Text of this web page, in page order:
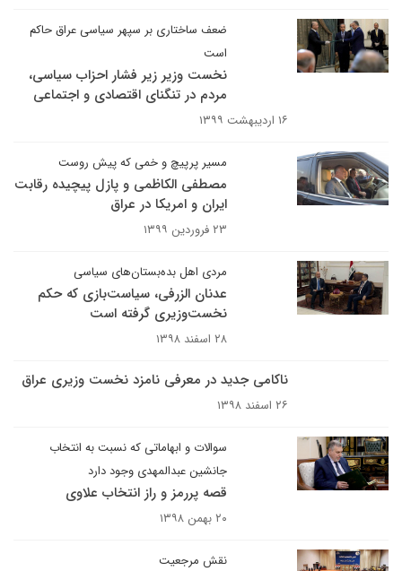
ضعف ساختاری بر سپهر سیاسی عراق حاکم
است
نخست وزیر زیر فشار احزاب سیاسی،
مردم در تنگنای اقتصادی و اجتماعی
۱۶ اردیبهشت ۱۳۹۹
مسیر پرپیچ و خمی که پیش روست
مصطفی الکاظمی و پازل پیچیده رقابت
ایران و امریکا در عراق
۲۳ فروردین ۱۳۹۹
مردی اهل بده‌بستان‌های سیاسی
عدنان الزرفی، سیاست‌بازی که حکم
نخست‌وزیری گرفته است
۲۸ اسفند ۱۳۹۸
ناکامی جدید در معرفی نامزد نخست وزیری عراق
۲۶ اسفند ۱۳۹۸
سوالات و ابهاماتی که نسبت به انتخاب
جانشین عبدالمهدی وجود دارد
قصه پررمز و راز انتخاب علاوی
۲۰ بهمن ۱۳۹۸
نقش مرجعیت